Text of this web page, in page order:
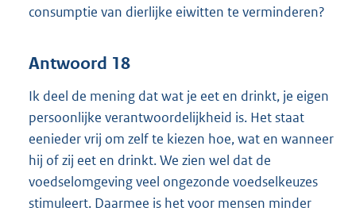
consumptie van dierlijke eiwitten te verminderen?
Antwoord 18
Ik deel de mening dat wat je eet en drinkt, je eigen
persoonlijke verantwoordelijkheid is. Het staat
eenieder vrij om zelf te kiezen hoe, wat en wanneer
hij of zij eet en drinkt. We zien wel dat de
voedselomgeving veel ongezonde voedselkeuzes
stimuleert. Daarmee is het voor mensen minder